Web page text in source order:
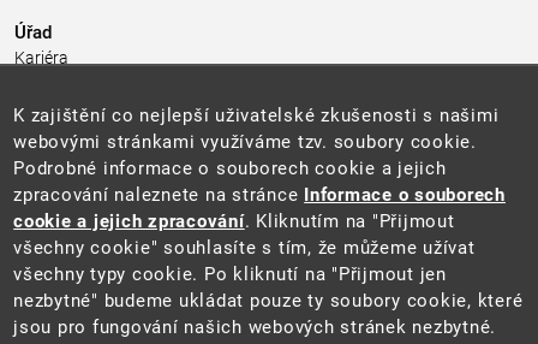
Úřad
Kariéra
Pro média a veřejnost
Povinně zveřejňované informace
Kontakty
Přistupnost budovy úřadu MŽP
(PDF, 204 kB)
Web
Aktuality
Ochrana osobních údajů
Prohlášení o přístupnosti
Zásady používání cookies
K zajištění co nejlepší uživatelské zkušenosti s našimi
webovými stránkami využíváme tzv. soubory cookie.
Podrobné informace o souborech cookie a jejich
zpracování naleznete na stránce Informace o souborech
cookie a jejich zpracování. Kliknutím na "Přijmout
všechny cookie" souhlasíte s tím, že můžeme užívat
všechny typy cookie. Po kliknutí na "Přijmout jen
nezbytné" budeme ukládat pouze ty soubory cookie, které
jsou pro fungování našich webových stránek nezbytné.